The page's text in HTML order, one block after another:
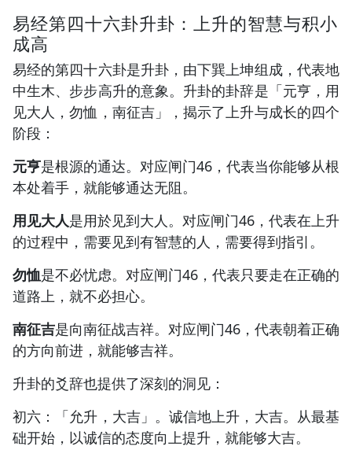
易经第四十六卦升卦：上升的智慧与积小
成高
易经的第四十六卦是升卦，由下巽上坤组成，代表地
中生木、步步高升的意象。升卦的卦辞是「元亨，用
见大人，勿恤，南征吉」，揭示了上升与成长的四个
阶段：
元亨是根源的通达。对应闸门46，代表当你能够从根
本处着手，就能够通达无阻。
用见大人是用於见到大人。对应闸门46，代表在上升
的过程中，需要见到有智慧的人，需要得到指引。
勿恤是不必忧虑。对应闸门46，代表只要走在正确的
道路上，就不必担心。
南征吉是向南征战吉祥。对应闸门46，代表朝着正确
的方向前进，就能够吉祥。
升卦的爻辞也提供了深刻的洞见：
初六：「允升，大吉」。诚信地上升，大吉。从最基
础开始，以诚信的态度向上提升，就能够大吉。